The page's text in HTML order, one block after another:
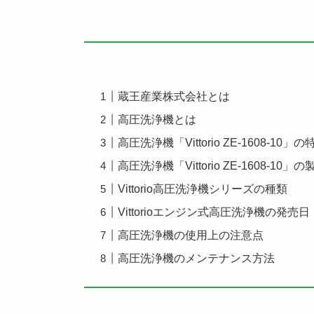
蔵王産業株式会社とは
高圧洗浄機とは
高圧洗浄機「Vittorio ZE-1608-10」の
高圧洗浄機「Vittorio ZE-1608-10」の
Vittorio高圧洗浄機シリーズの種類
Vittorioエンジン式高圧洗浄機の発売日
高圧洗浄機の使用上の注意点
高圧洗浄機のメンテナンス方法